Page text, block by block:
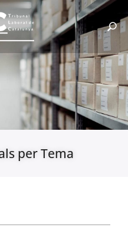
per Tema